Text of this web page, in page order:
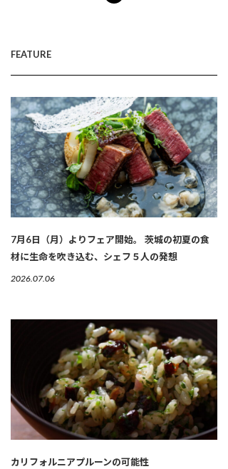
FEATURE
7月6日（月）よりフェア開始。 茨城の初夏の食
材に生命を吹き込む、シェフ５人の発想
2026.07.06
カリフォルニアプルーンの可能性